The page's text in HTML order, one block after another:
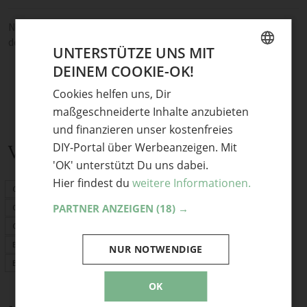
Verwandte Themen
Osterdeko
Ostereier
Osterhase
Backen für Ostern
Basteln mit Kindern
UNTERSTÜTZE UNS MIT
DEINEM COOKIE-OK!
Cookies helfen uns, Dir
maßgeschneiderte Inhalte anzubieten
und finanzieren unser kostenfreies
DIY-Portal über Werbeanzeigen. Mit
'OK' unterstützt Du uns dabei.
Hier findest du weitere Informationen.
PARTNER ANZEIGEN (18) →
OK
NUR NOTWENDIGE